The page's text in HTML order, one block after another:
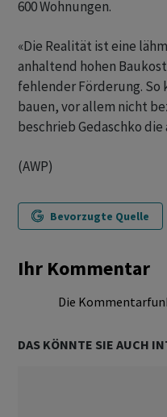
600 Wohnungen.
«Die Realität ist eine
anhaltend hohen
fehlender Förderung.
bauen, vor allem nicht
beschrieb Gedaschko
(AWP)
Bevorzugte Quelle
Ihr Kommentar
Die
DAS KÖNNTE SIE AUCH